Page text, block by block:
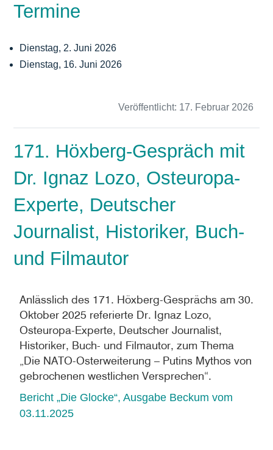
Termine
Dienstag, 2. Juni 2026
Dienstag, 16. Juni 2026
Veröffentlicht: 17. Februar 2026
171. Höxberg-Gespräch mit
Dr. Ignaz Lozo, Osteuropa-
Experte, Deutscher
Journalist, Historiker, Buch-
und Filmautor
Anlässlich des 171. Höxberg-Gesprächs am 30.
Oktober 2025 referierte Dr. Ignaz Lozo,
Osteuropa-Experte, Deutscher Journalist,
Historiker, Buch- und Filmautor, zum Thema
„Die NATO-Osterweiterung – Putins Mythos von
gebrochenen westlichen Versprechen“.
Bericht „Die Glocke“, Ausgabe Beckum vom
03.11.2025